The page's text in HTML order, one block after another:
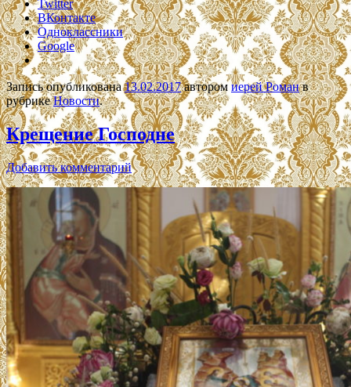
Twitter
ВКонтакте
Одноклассники
Google
Запись опубликована13.02.2017автором иерей Романв
рубрикеНовости.
Крещение Господне
Добавить комментарий